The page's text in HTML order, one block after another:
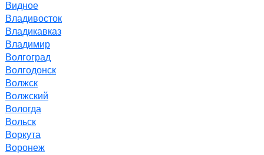
Видное
Владивосток
Владикавказ
Владимир
Волгоград
Волгодонск
Волжск
Волжский
Вологда
Вольск
Воркута
Воронеж